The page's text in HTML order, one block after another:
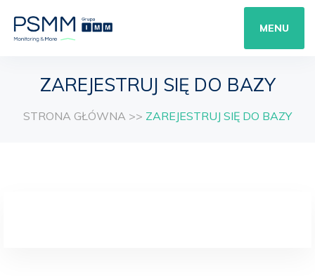
MENU
ZAREJESTRUJ SIĘ DO BAZY
STRONA GŁÓWNA >> ZAREJESTRUJ SIĘ DO BAZY